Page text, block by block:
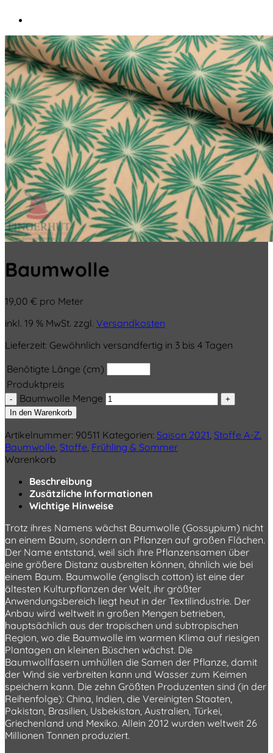
Baumwolle
19,00 € pro Meter
inkl. 19 % MwSt. zzgl. Versandkosten
Lieferzeit: Gewöhnlich versandfertig in 3 bis 4 Tagen
Benötigte Länge (cm)
Produktpreis
Baumwolle Menge
In den Warenkorb
Artikelnummer: 90511 Kategorien: Saison 2021 Stoffe A-Z
Baumwolle Stoffe Frühling & Sommer
Warenkorb
Beschreibung
Zusätzliche Informationen
Wichtige Hinweise
Trotz ihres Namens wächst Baumwolle (Gossypium) nicht
an einem Baum, sondern an Pflanzen auf großen Flächen.
Der Name entstand, weil sich ihre Pflanzensamen über
eine größere Distanz ausbreiten können, ähnlich wie bei
einem Baum. Baumwolle (englisch cotton) ist eine der
ältesten Kulturpflanzen der Welt, ihr größter
Anwendungsbereich liegt heut in der Textilindustrie. Der
Anbau wird weltweit in großen Mengen betrieben,
hauptsächlich aus der tropischen und subtropischen
Region, wo die Baumwolle im warmen Klima auf riesigen
Plantagen an kleinen Büschen wächst. Die
Baumwollfasern umhüllen die Samen der Pflanze, damit
der Wind sie verbreiten kann und Wasser zum Keimen
speichern kann. Die zehn Größten Produzenten sind (in der
Reihenfolge): China, Indien, die Vereinigten Staaten,
Pakistan, Brasilien, Usbekistan, Australien, Türkei,
Griechenland und Mexiko. Allein 2012 wurden weltweit 26
Millionen Tonnen produziert.